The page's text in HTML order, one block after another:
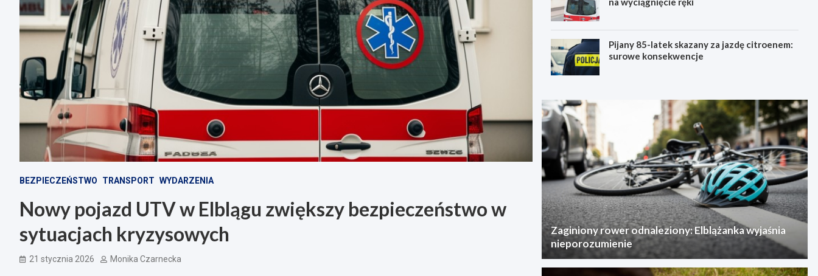
BEZPIECZEŃSTWO TRANSPORT WYDARZENIA
Nowy pojazd UTV w Elblągu zwiększy bezpieczeństwo w
sytuacjach kryzysowych
21 stycznia 2026 Monika Czarnecka
Pijany 85-latek skazany za jazdę citroenem:
surowe konsekwencje
Zaginiony rower odnaleziony: Elblążanka wyjaśnia
nieporozumienie